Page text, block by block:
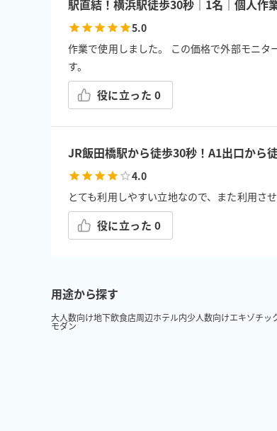
駅直結！横浜駅徒歩30秒｜1名｜個人作
5.0
作業で使用しました。 この価格で外部モニ
す。
役に立った 0
JR飯田橋駅から徒歩30秒！A1出口か
4.0
とても利用しやすい立地なので、また利用させ
役に立った 0
用途から探す
大人数向け地下飲食店周辺ホテル内少人数向けエキゾチッ
モダン